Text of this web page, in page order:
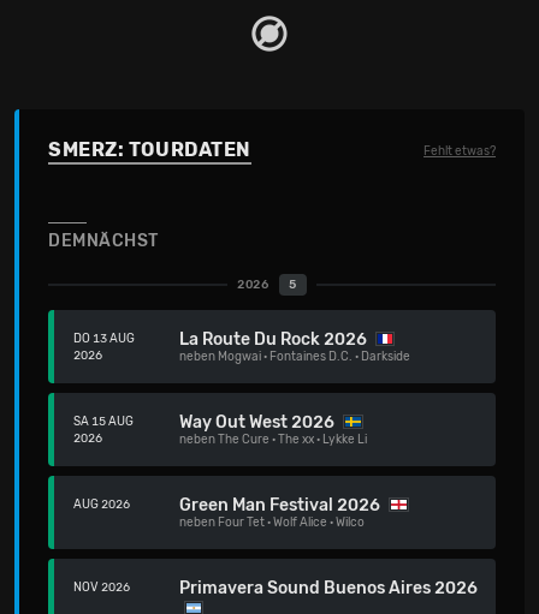
SMERZ: TOURDATEN Fehlt etwas?
DEMNÄCHST
2026 5
DO 13 AUG
2026
La Route Du Rock 2026
neben Mogwai· Fontaines D.C. · Darkside
SA 15 AUG
2026
Way Out West 2026
nebenThe Cure ·The xx· Lykke Li
AUG 2026 Green Man Festival 2026
neben Four Tet·Wolf Alice ·Wilco
NOV 2026 Primavera Sound Buenos Aires 2026